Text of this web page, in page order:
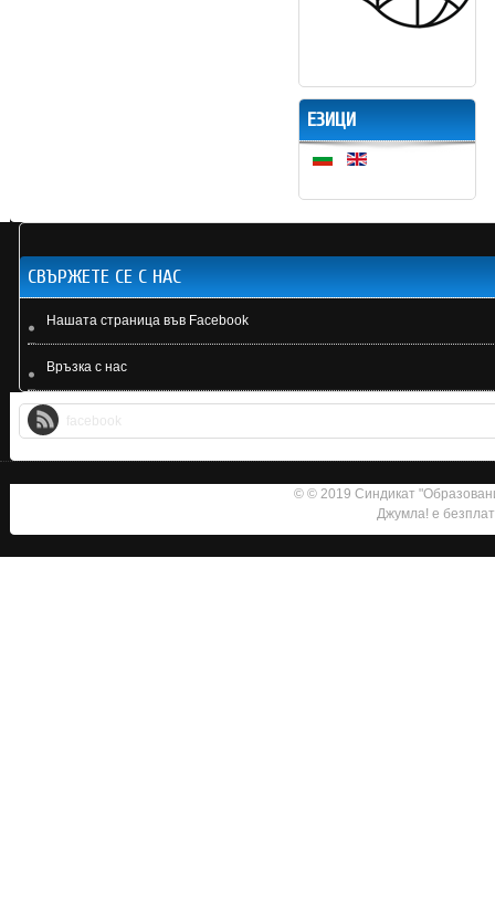
ЕЗИЦИ
СВЪРЖЕТЕ СЕ С НАС
Нашата страница във Facebook
Връзка с нас
facebook
© © 2019 Синдикат
Джумла! е